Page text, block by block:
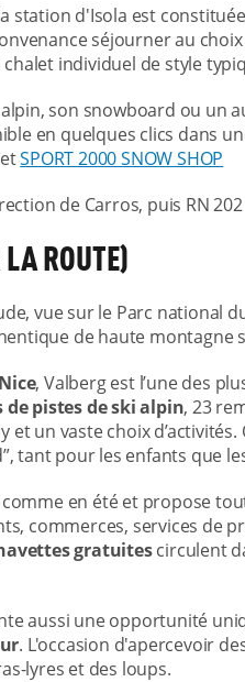
station d'Isola est
séjourner au
individuel de style
son snowboard ou un
en quelques clics dans
etSPORT 2000 SNOW SHOP
de Carros, puis RN
ROUTE)
vue sur le Parc national
de haute
, Valberg est l’une des
pistes de ski alpin, 23
un vaste choix
tant pour les enfants que
en été et propose
commerces, services de
gratuitescirculent
aussi une opportunité
. L'occasion d'apercevoir
lyres et des loups.